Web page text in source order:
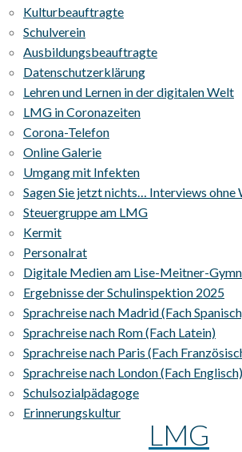
Kulturbeauftragte
Schulverein
Ausbildungsbeauftragte
Datenschutzerklärung
Lehren und Lernen in der digitalen Welt
LMG in Coronazeiten
Corona-Telefon
Online Galerie
Umgang mit Infekten
Sagen Sie jetzt nichts… Interviews ohne
Steuergruppe am LMG
Kermit
Personalrat
Digitale Medien am Lise-Meitner-
Ergebnisse der Schulinspektion 2025
Sprachreise nach Madrid (Fach
Sprachreise nach Rom (Fach Latein)
Sprachreise nach Paris (Fach
Sprachreise nach London (Fach Englisch)
Schulsozialpädagoge
Erinnerungskultur
LMG